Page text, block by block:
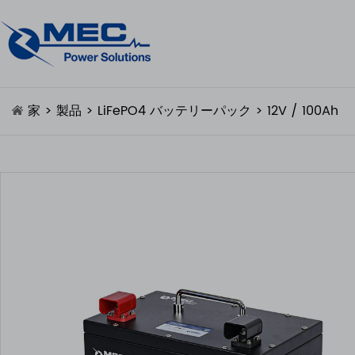
家 > 製品 > LiFePO4 バッテリーパック > 12V / 100Ah